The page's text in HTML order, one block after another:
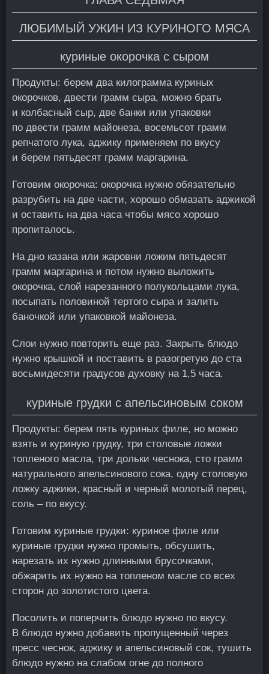
ЛЮБИМЫЙ УЖИН ИЗ КУРИНОГО МЯСА
куриные окорочка с сыром
Продукты: берем два килограмма куриных
окорочков, двести грамм сыра, можно брать
и колбасный сыр, две банки или упаковки
по двести грамм майонеза, восемьсот грамм
репчатого лука, аджику применяем по вкусу
и берем пятьдесят грамм маргарина.
Готовим окорочка: окорочка нужно обязательно
разрубить на две части, хорошо обмазать аджикой
и оставить на два часа чтобы мясо хорошо
пропиталось.
На дно казана или жаровни ложим пятьдесят
грамм маргарина и потом нужно выложить
окорочка, слой нарезанного полукольцами лука,
посыпать половиной тертого сыра и залить
баночкой или упаковкой майонеза.
Слои нужно повторить еще раз. Закрыть блюдо
нужно крышкой и поставить в разогретую до ста
восьмидесяти градусов духовку на 1,5 часа.
куриные грудки с апельсиновым соком
Продукты: берем пять куриных филе, но можно
взять и куриную грудку, три столовые ложки
топленого масла, три дольки чеснока, сто грамм
натурального апельсинового сока, одну столовую
ложку аджики, красный и черный молотый перец,
соль – по вкусу.
Готовим куриные грудки: куриное филе или
куриные грудки нужно промыть, обсушить,
нарезать их нужно длинными брусочками,
обжарить их нужно на топленом масле со всех
сторон до золотистого цвета.
Посолить и поперчить блюдо нужно по вкусу.
В блюдо нужно добавить пропущенный через
пресс чеснок, аджику и апельсиновый сок, тушить
блюдо нужно на слабом огне до полного